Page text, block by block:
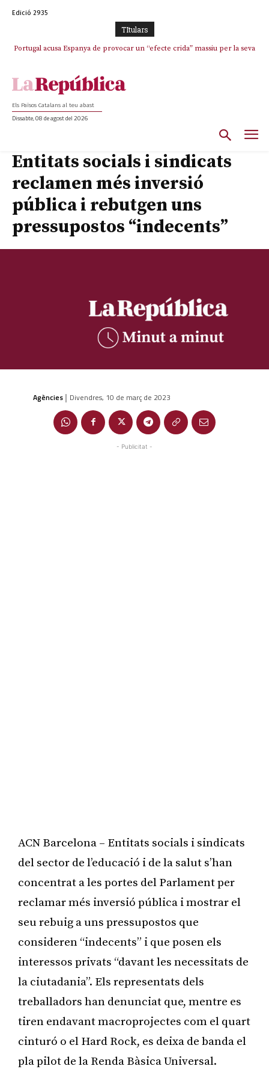
Edició 2935
TItulars
Portugal acusa Espanya de provocar un “efecte crida” massiu per la seva
El col·lapse de l’operació de Marc Puigtió a Girona: desbandada de
Els Països Catalans al teu abast
Dissabte, 08 de agost del 2026
Entitats socials i sindicats
reclamen més inversió
pública i rebutgen uns
pressupostos “indecents”
Agències | Divendres, 10 de març de 2023
- Publicitat -
ACN Barcelona – Entitats socials i sindicats
del sector de l’educació i de la salut s’han
concentrat a les portes del Parlament per
reclamar més inversió pública i mostrar el
seu rebuig a uns pressupostos que
consideren “indecents” i que posen els
interessos privats “davant les necessitats de
la ciutadania”. Els representats dels
treballadors han denunciat que, mentre es
tiren endavant macroprojectes com el quart
cinturó o el Hard Rock, es deixa de banda el
pla pilot de la Renda Bàsica Universal.